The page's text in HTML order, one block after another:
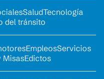
SaludTecnología
del tránsito
EmpleosServicios
MisasEdictos